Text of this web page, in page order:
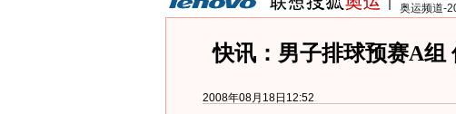
奥运频道-
快讯：男子排球预赛A组
2008年08月18日12:52